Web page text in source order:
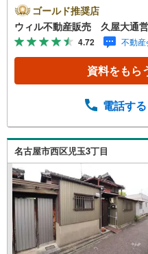
時まで”毎日”営業して
業時間外でのご内覧も
も気になる物件がある
有されているので、名
もご内覧が可能です
所】◎地下鉄東山線
ズスペースあり◎営業
軽にご連絡下さい！
を見学する（無料）」
ただけますとスムーズ
ゴールド推奨店
ウィル不動産販売 久屋大通
4.72 不動
資料をもら
電話する
名古屋市西区児玉3丁目